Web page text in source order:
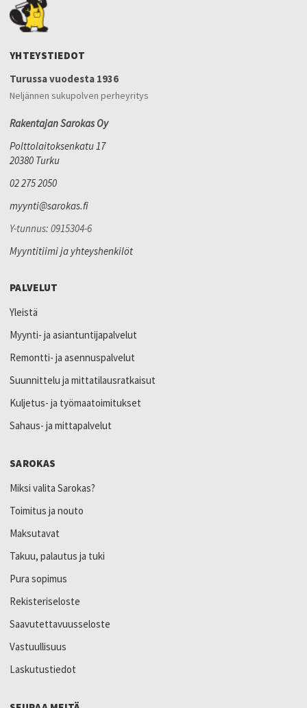
YHTEYSTIEDOT
Turussa vuodesta 1936
Neljännen sukupolven perheyritys
Rakentajan Sarokas Oy
Polttolaitoksenkatu 17
20380 Turku
02 275 2050
myynti@sarokas.fi
Y-tunnus: 0915304-6
Myyntitiimi ja yhteyshenkilöt
PALVELUT
Yleistä
Myynti- ja asiantuntijapalvelut
Remontti- ja asennuspalvelut
Suunnittelu ja mittatilausratkaisut
Kuljetus- ja työmaatoimitukset
Sahaus- ja mittapalvelut
SAROKAS
Miksi valita Sarokas?
Toimitus ja nouto
Maksutavat
Takuu, palautus ja tuki
Pura sopimus
Rekisteriseloste
Saavutettavuusseloste
Vastuullisuus
Laskutustiedot